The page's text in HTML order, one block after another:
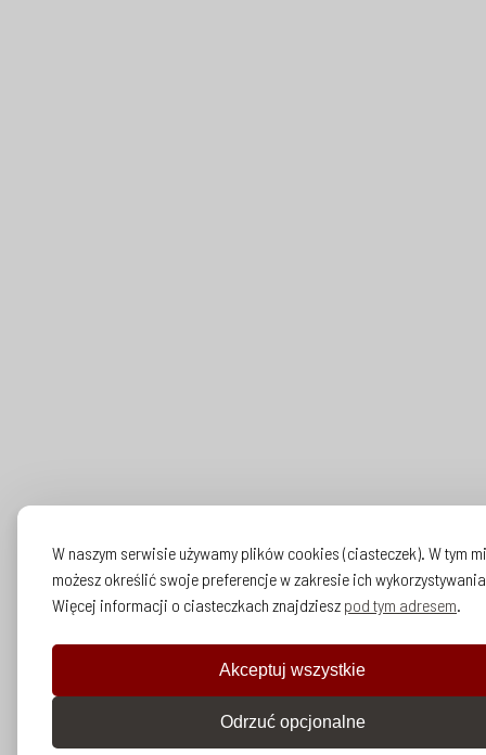
W naszym serwisie używamy plików cookies (ciasteczek). W tym
możesz określić swoje preferencje w zakresie ich
Więcej informacji o ciasteczkach znajdziesz pod tym adresem.
Akceptuj wszystkie
Odrzuć opcjonalne